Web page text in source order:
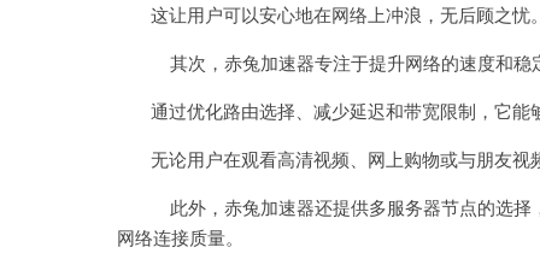
这让用户可以安心地在网络上冲浪，无后顾之忧
其次，赤兔加速器专注于提升网络的速度和稳
通过优化路由选择、减少延迟和带宽限制，它能
无论用户在观看高清视频、网上购物或与朋友视
此外，赤兔加速器还提供多服务器节点的选择，
网络连接质量。